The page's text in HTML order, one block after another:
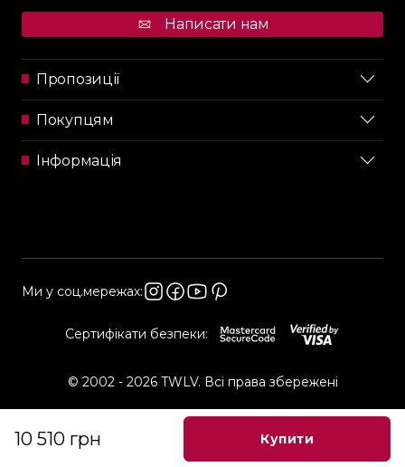
10 510 грн Купити
Написати нам
Пропозиції
Покупцям
Інформація
Сертифікати безпеки:
Ми у соц.мережах:
© 2002 - 2026 TWLV. Всі права збережені